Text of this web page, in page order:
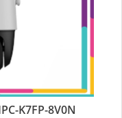
K7FP-8V0N